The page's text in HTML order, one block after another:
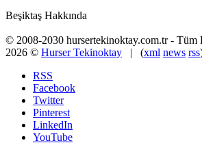
Beşiktaş Hakkında
© 2008-2030 hursertekinoktay.com.tr - Tüm
2026 © Hurser Tekinoktay | (xml news rss
RSS
Facebook
Twitter
Pinterest
LinkedIn
YouTube